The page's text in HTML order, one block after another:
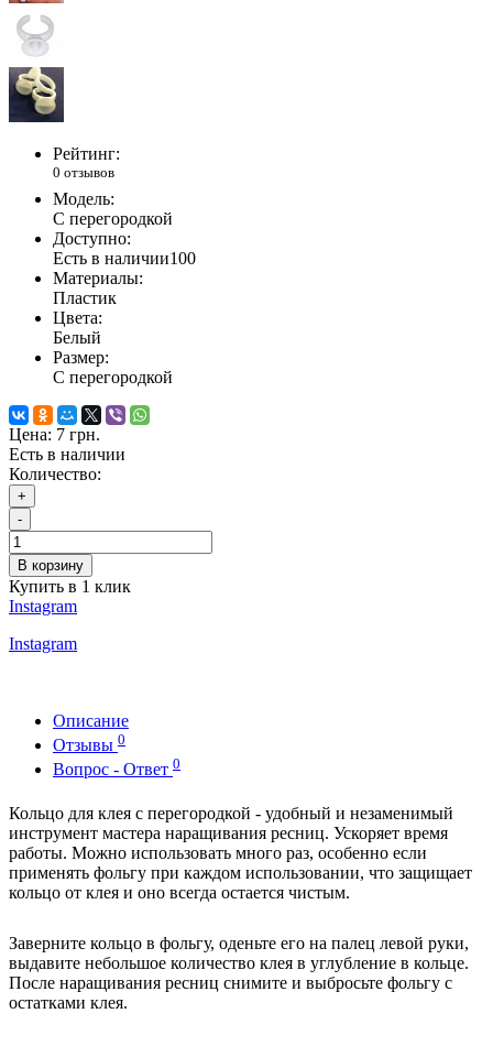
Рейтинг:
0 отзывов
Модель:
С перегородкой
Доступно:
Есть в наличии100
Материалы:
Пластик
Цвета:
Белый
Размер:
С перегородкой
Цена: 7 грн.
Есть в наличии
Количество:
+
-
В корзину
Купить в 1 клик
Instagram
Instagram
Описание
Отзывы 0
Вопрос - Ответ 0
Кольцо для клея с перегородкой - удобный и незаменимый
инструмент мастера наращивания ресниц. Ускоряет время
работы. Можно использовать много раз, особенно если
применять фольгу при каждом использовании, что защищает
кольцо от клея и оно всегда остается чистым.
Заверните кольцо в фольгу, оденьте его на палец левой руки,
выдавите небольшое количество клея в углубление в кольце.
После наращивания ресниц снимите и выбросьте фольгу с
остатками клея.